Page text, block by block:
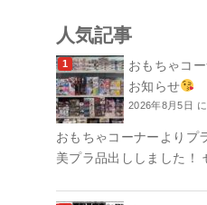
人気記事
おもちゃコ
お知らせ
2026年8月5日
おもちゃコーナーよりプ
美プラ品出ししました！